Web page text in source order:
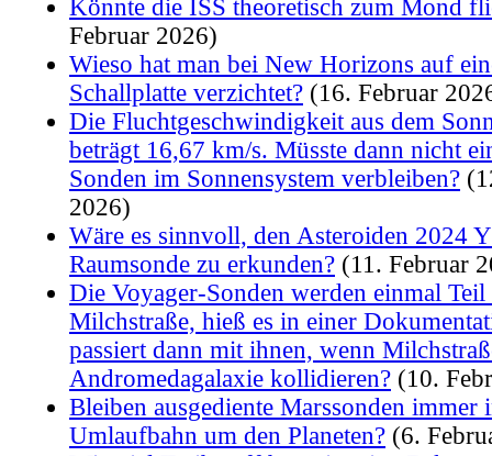
Könnte die ISS theoretisch zum Mond
Februar 2026)
Wieso hat man bei New Horizons auf
Schallplatte verzichtet? (16. Februar
Die Fluchtgeschwindigkeit aus dem
beträgt 16,67 km/s. Müsste dann nicht
Sonden im Sonnensystem verbleiben?
2026)
Wäre es sinnvoll, den Asteroiden 2024
Raumsonde zu erkunden? (11. Februar
Die Voyager-Sonden werden einmal Teil
Milchstraße, hieß es in einer
passiert dann mit ihnen, wenn
Andromedagalaxie kollidieren? (10.
Bleiben ausgediente Marssonden immer
Umlaufbahn um den Planeten? (6.